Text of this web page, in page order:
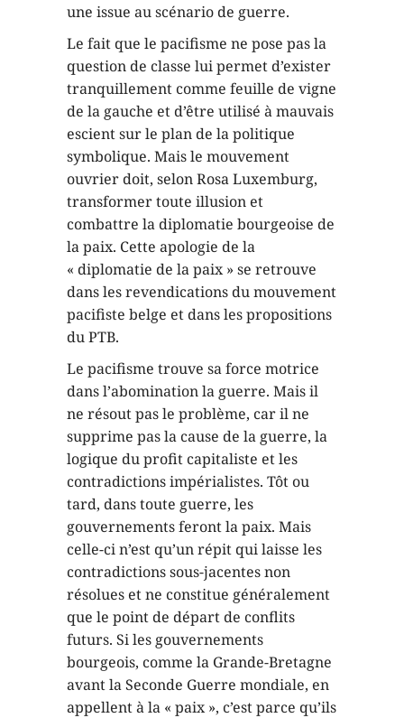
une issue au scénario de guerre.
Le fait que le pacifisme ne pose pas la
question de classe lui permet d’exister
tranquillement comme feuille de vigne
de la gauche et d’être utilisé à mauvais
escient sur le plan de la politique
symbolique. Mais le mouvement
ouvrier doit, selon Rosa Luxemburg,
transformer toute illusion et
combattre la diplomatie bourgeoise de
la paix. Cette apologie de la
« diplomatie de la paix » se retrouve
dans les revendications du mouvement
pacifiste belge et dans les propositions
du PTB.
Le pacifisme trouve sa force motrice
dans l’abomination la guerre. Mais il
ne résout pas le problème, car il ne
supprime pas la cause de la guerre, la
logique du profit capitaliste et les
contradictions impérialistes. Tôt ou
tard, dans toute guerre, les
gouvernements feront la paix. Mais
celle-ci n’est qu’un répit qui laisse les
contradictions sous-jacentes non
résolues et ne constitue généralement
que le point de départ de conflits
futurs. Si les gouvernements
bourgeois, comme la Grande-Bretagne
avant la Seconde Guerre mondiale, en
appellent à la « paix », c’est parce qu’ils